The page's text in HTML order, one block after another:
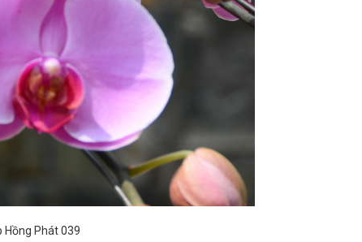
Hồng Phát 039